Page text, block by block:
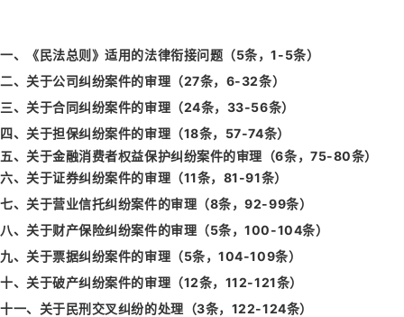
一、《民法总则》适用的法律衔接问题（5条，1-5条）
二、关于公司纠纷案件的审理（27条，6-32条）
三、关于合同纠纷案件的审理（24条，33-56条）
四、关于担保纠纷案件的审理（18条，57-74条）
五、关于金融消费者权益保护纠纷案件的审理（6条，75-80条）
六、关于证券纠纷案件的审理（11条，81-91条）
七、关于营业信托纠纷案件的审理（8条，92-99条）
八、关于财产保险纠纷案件的审理（5条，100-104条）
九、关于票据纠纷案件的审理（5条，104-109条）
十、关于破产纠纷案件的审理（12条，112-121条）
十一、关于民刑交叉纠纷的处理（3条，122-124条）